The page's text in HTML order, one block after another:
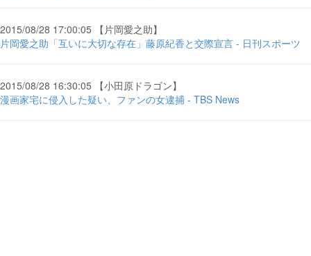
2015/08/28 17:00:05 【片岡愛之助】
片岡愛之助「互いに大切な存在」藤原紀香と交際宣言 - 日刊スポーツ
2015/08/28 16:30:05 【小田原ドラゴン】
漫画家宅に侵入した疑い、ファンの女逮捕 - TBS News